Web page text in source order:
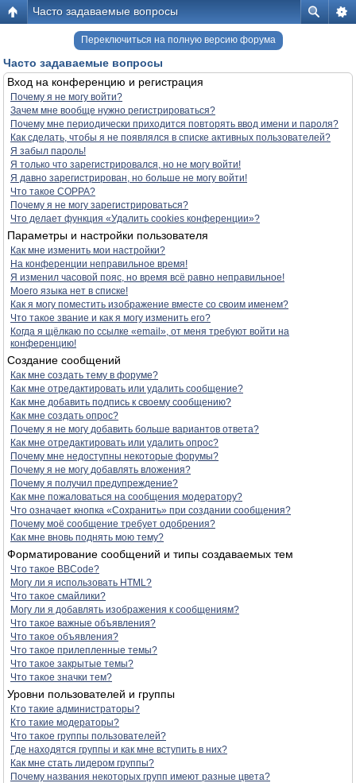
Часто задаваемые вопросы
Переключиться на полную версию форума
Часто задаваемые вопросы
Вход на конференцию и регистрация
Почему я не могу войти?
Зачем мне вообще нужно регистрироваться?
Почему мне периодически приходится повторять ввод имени и пароля?
Как сделать, чтобы я не появлялся в списке активных пользователей?
Я забыл пароль!
Я только что зарегистрировался, но не могу войти!
Я давно зарегистрирован, но больше не могу войти!
Что такое COPPA?
Почему я не могу зарегистрироваться?
Что делает функция «Удалить cookies конференции»?
Параметры и настройки пользователя
Как мне изменить мои настройки?
На конференции неправильное время!
Я изменил часовой пояс, но время всё равно неправильное!
Моего языка нет в списке!
Как я могу поместить изображение вместе со своим именем?
Что такое звание и как я могу изменить его?
Когда я щёлкаю по ссылке «email», от меня требуют войти на
конференцию!
Создание сообщений
Как мне создать тему в форуме?
Как мне отредактировать или удалить сообщение?
Как мне добавить подпись к своему сообщению?
Как мне создать опрос?
Почему я не могу добавить больше вариантов ответа?
Как мне отредактировать или удалить опрос?
Почему мне недоступны некоторые форумы?
Почему я не могу добавлять вложения?
Почему я получил предупреждение?
Как мне пожаловаться на сообщения модератору?
Что означает кнопка «Сохранить» при создании сообщения?
Почему моё сообщение требует одобрения?
Как мне вновь поднять мою тему?
Форматирование сообщений и типы создаваемых тем
Что такое BBCode?
Могу ли я использовать HTML?
Что такое смайлики?
Могу ли я добавлять изображения к сообщениям?
Что такое важные объявления?
Что такое объявления?
Что такое прилепленные темы?
Что такое закрытые темы?
Что такое значки тем?
Уровни пользователей и группы
Кто такие администраторы?
Кто такие модераторы?
Что такое группы пользователей?
Где находятся группы и как мне вступить в них?
Как мне стать лидером группы?
Почему названия некоторых групп имеют разные цвета?